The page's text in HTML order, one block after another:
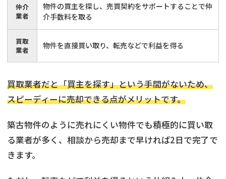
仲介
業者
物件の買主を探し、売買契約をサポートすることで仲
介手数料を取る
買取
業者
物件を直接買い取り、転売などで利益を得る
買取業者だと「買主を探す」という手間がないため、
スピーディーに売却できる点がメリットです。
築古物件のように売れにくい物件でも積極的に買い取
る業者が多く、相談から売却まで早ければ2日で完了で
きます。